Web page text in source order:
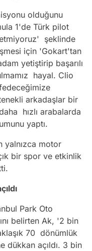
olduğunu
1'de Türk pilot
şeklinde
için 'Gokart'tan
yetiştirip başarılı
hayal. Clio
arkadaşlar bir
hızlı arabalarda
yaptı.
yalnızca motor
bir spor ve etkinlik
Park Oto
belirten Ak, '2 bin
70 dönümlük
dükkan açıldı. 3 bin